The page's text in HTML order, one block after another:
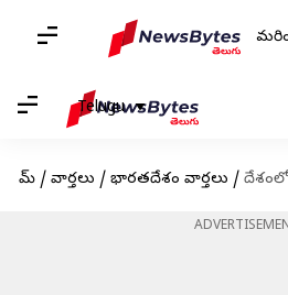
Telugu
హోమ్ / వార్తలు / భారతదేశం వార్తలు / దేశంలో